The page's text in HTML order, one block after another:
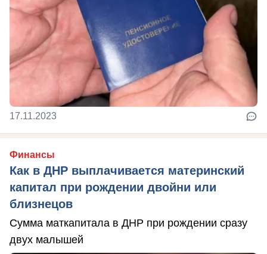
17.11.2023
Финансы
Как в ДНР выплачивается материнский
капитал при рождении двойни или
близнецов
Сумма маткапитала в ДНР при рождении сразу
двух малышей